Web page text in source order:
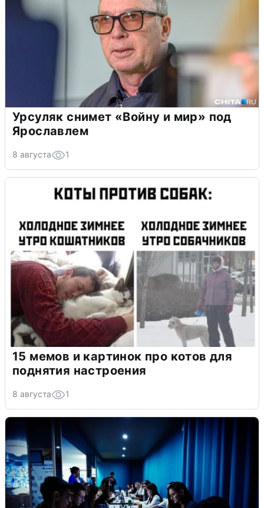
Урсуляк снимет «Войну и мир» под
Ярославлем
8 августа 1
15 мемов и картинок про котов для
поднятия настроения
8 августа 1